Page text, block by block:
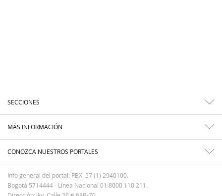
SECCIONES
MÁS INFORMACIÓN
CONOZCA NUESTROS PORTALES
Info general del portal: PBX: 57 (1) 2940100.
Bogotá 5714444 - Línea Nacional 01 8000 110 211.